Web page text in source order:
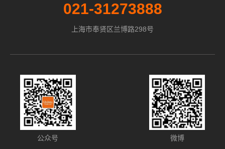
021-31273888
上海市奉贤区兰博路298号
公众号 微博